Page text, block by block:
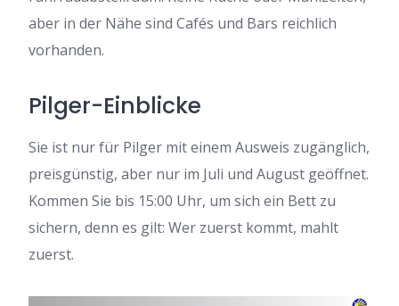
aber in der Nähe sind Cafés und Bars reichlich
vorhanden.
Pilger-Einblicke
Sie ist nur für Pilger mit einem Ausweis zugänglich,
preisgünstig, aber nur im Juli und August geöffnet.
Kommen Sie bis 15:00 Uhr, um sich ein Bett zu
sichern, denn es gilt: Wer zuerst kommt, mahlt
zuerst.